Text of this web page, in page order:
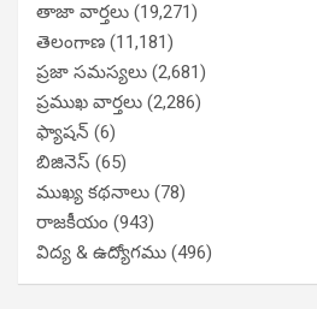
తాజా వార్తలు (19,271)
తెలంగాణ (11,181)
ప్రజా సమస్యలు (2,681)
ప్రముఖ వార్తలు (2,286)
ఫ్యాషన్ (6)
బిజినెస్ (65)
ముఖ్య కథనాలు (78)
రాజకీయం (943)
విద్య & ఉద్యోగము (496)